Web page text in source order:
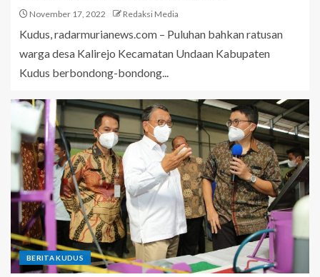
November 17, 2022 Redaksi Media
Kudus, radarmurianews.com – Puluhan bahkan ratusan
warga desa Kalirejo Kecamatan Undaan Kabupaten
Kudus berbondong-bondong...
BERITA KUDUS